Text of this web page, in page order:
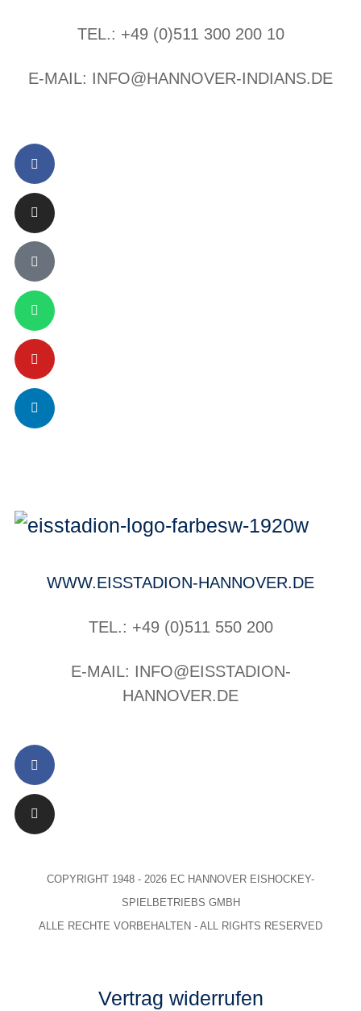
TEL.: +49 (0)511 300 200 10
E-MAIL: INFO@HANNOVER-INDIANS.DE
WWW.EISSTADION-HANNOVER.DE
TEL.: +49 (0)511 550 200
E-MAIL: INFO@EISSTADION-
HANNOVER.DE
COPYRIGHT 1948 - 2026 EC HANNOVER EISHOCKEY-
SPIELBETRIEBS GMBH
ALLE RECHTE VORBEHALTEN - ALL RIGHTS RESERVED
Vertrag widerrufen